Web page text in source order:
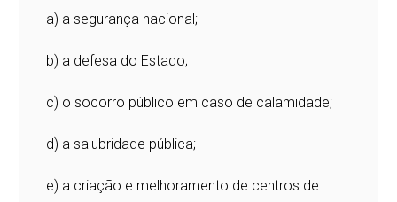
a) a segurança nacional;
b) a defesa do Estado;
c) o socorro público em caso de calamidade;
d) a salubridade pública;
e) a criação e melhoramento de centros de